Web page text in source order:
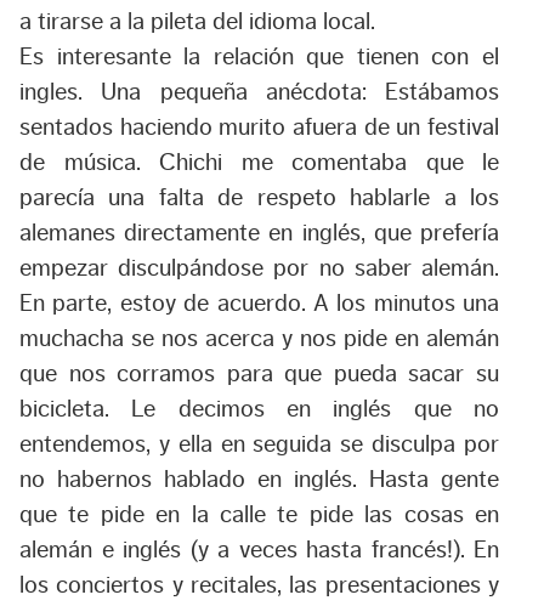
a tirarse a la pileta del idioma local.
Es interesante la relación que tienen con el
ingles. Una pequeña anécdota: Estábamos
sentados haciendo murito afuera de un festival
de música. Chichi me comentaba que le
parecía una falta de respeto hablarle a los
alemanes directamente en inglés, que prefería
empezar disculpándose por no saber alemán.
En parte, estoy de acuerdo. A los minutos una
muchacha se nos acerca y nos pide en alemán
que nos corramos para que pueda sacar su
bicicleta. Le decimos en inglés que no
entendemos, y ella en seguida se disculpa por
no habernos hablado en inglés. Hasta gente
que te pide en la calle te pide las cosas en
alemán e inglés (y a veces hasta francés!). En
los conciertos y recitales, las presentaciones y